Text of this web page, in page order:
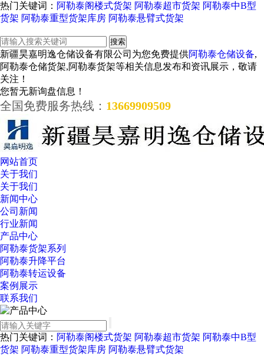
热门关键词： 阿勒泰阁楼式货架 阿勒泰超市货架 阿勒泰中B型
货架 阿勒泰重型货架库房 阿勒泰悬臂式货架
新疆昊嘉明逸仓储设备有限公司为您免费提供阿勒泰仓储设备,
阿勒泰仓储货架,阿勒泰货架等相关信息发布和资讯展示，敬请
关注！
您暂无新询盘信息！
全国免费服务热线： 13669909509
网站首页
关于我们
关于我们
新闻中心
公司新闻
行业新闻
产品中心
阿勒泰货架系列
阿勒泰升降平台
阿勒泰转运设备
案例展示
联系我们
热门关键词： 阿勒泰阁楼式货架 阿勒泰超市货架 阿勒泰中B型
货架 阿勒泰重型货架库房 阿勒泰悬臂式货架